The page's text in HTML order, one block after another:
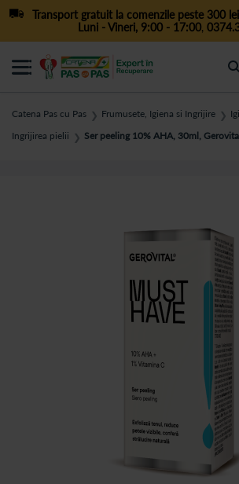
Transport gratuit la comenzile peste 300 lei
Luni - Vineri, 9:00 - 17:00,
Catena Pas cu Pas ❯ Frumusete, Igiena si Ingrijire ❯
Ingrijirea pielii ❯ Ser peeling 10% AHA, 30ml,